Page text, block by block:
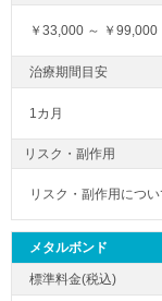
￥33,000 ～ ￥99,000
1カ月
リスク・副作用
リスク・副作用につ
メタルボンド